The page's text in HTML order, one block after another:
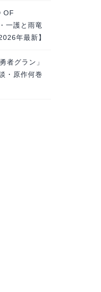
OF
一護と雨竜
年最新】
者グラン」
・原作何巻